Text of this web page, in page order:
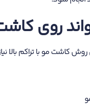
روی کاشت
روش کاشت مو با تراکم بالا